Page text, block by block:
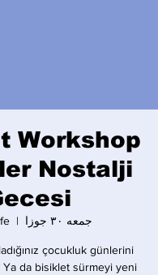
Workshop
Nostalji
جمعه ۳۰ جوزا
  |
çocukluk günlerini
Ya da bisiklet sürmeyi yeni